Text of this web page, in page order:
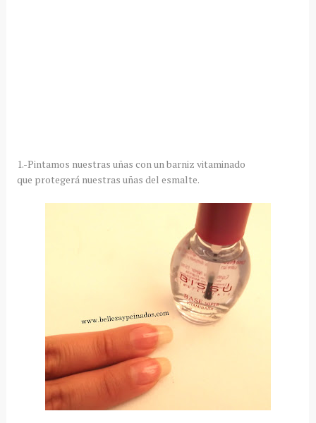
1.-Pintamos nuestras uñas con un barniz vitaminado
que protegerá nuestras uñas del esmalte.